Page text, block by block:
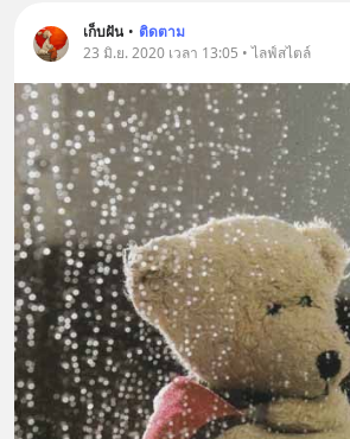
เก็บฝัน • ติดตาม
23 มิ.ย. 2020 เวลา 13:05 • ไลฟ์สไตล์